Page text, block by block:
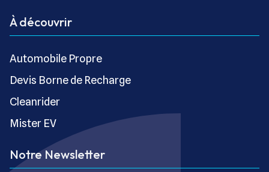
À découvrir
Automobile Propre
Devis Borne de Recharge
Cleanrider
Mister EV
Notre Newsletter